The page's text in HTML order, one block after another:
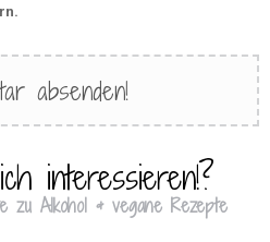
interessieren!?
zu Alkohol & vegane Rezepte